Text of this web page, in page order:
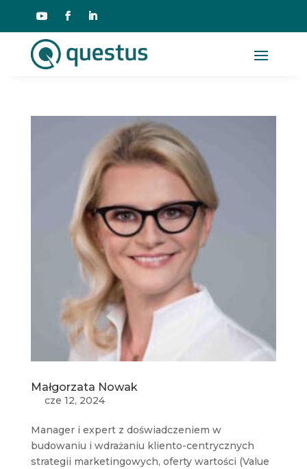
Małgorzata Nowak
cze 12, 2024
Manager i expert z doświadczeniem w
budowaniu i wdrażaniu kliento-centrycznych
strategii marketingowych, oferty wartości (Value